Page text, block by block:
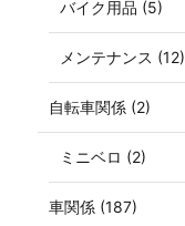
バイク用品 (5)
メンテナンス (12)
自転車関係 (2)
ミニベロ (2)
車関係 (187)